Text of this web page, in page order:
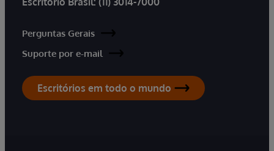
Perguntas Gerais
Suporte por e-mail
Escritórios em todo o mundo